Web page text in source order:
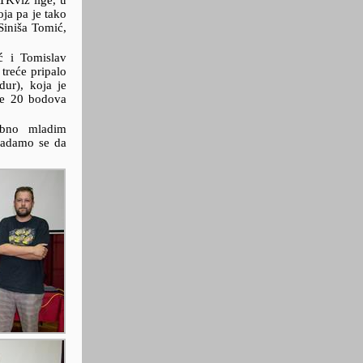
pa je tako
Tomić,
i Tomislav
pripalo
koja je
20 bodova
mladim
se da